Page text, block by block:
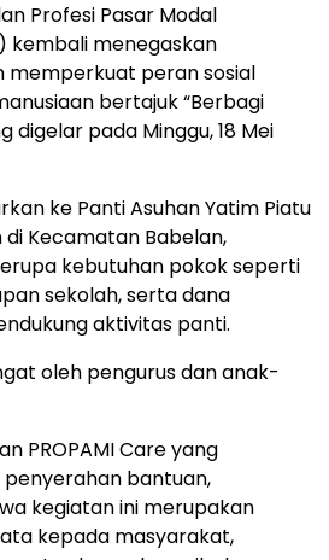
Profesi Pasar Modal
kembali menegaskan
memperkuat peran sosial
bertajuk “Berbagi
digelar pada Minggu, 18 Mei
ke Panti Asuhan Yatim Piatu
di Kecamatan Babelan,
kebutuhan pokok seperti
sekolah, serta dana
aktivitas panti.
oleh pengurus dan anak-
PROPAMI Care yang
bantuan,
kegiatan ini merupakan
kepada masyarakat,